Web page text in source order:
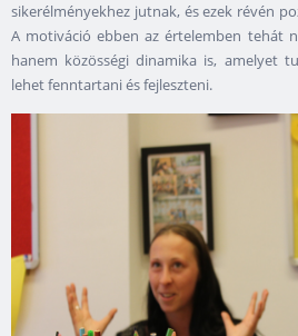
sikerélményekhez jutnak, és ezek révén
A motiváció ebben az értelemben tehát
hanem közösségi dinamika is, amelyet
lehet fenntartani és fejleszteni.